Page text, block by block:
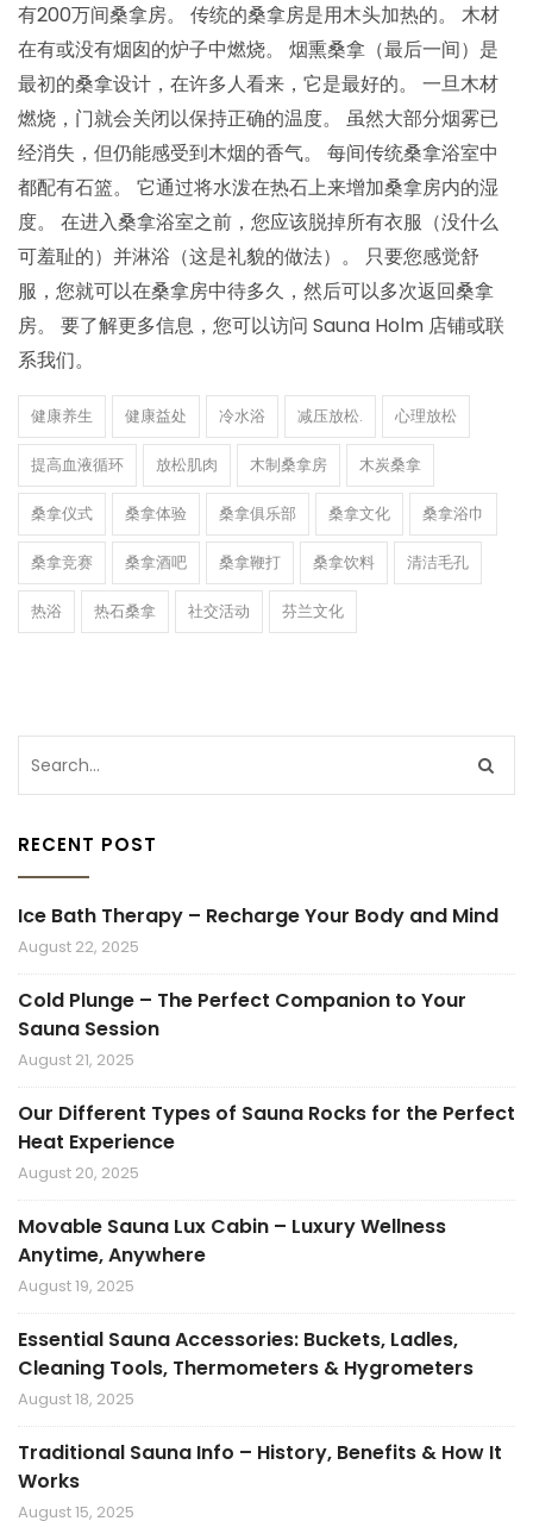
有200万间桑拿房。 传统的桑拿房是用木头加热的。 木材
在有或没有烟囱的炉子中燃烧。 烟熏桑拿（最后一间）是
最初的桑拿设计，在许多人看来，它是最好的。 一旦木材
燃烧，门就会关闭以保持正确的温度。 虽然大部分烟雾已
经消失，但仍能感受到木烟的香气。 每间传统桑拿浴室中
都配有石篮。 它通过将水泼在热石上来增加桑拿房内的湿
度。 在进入桑拿浴室之前，您应该脱掉所有衣服（没什么
可羞耻的）并淋浴（这是礼貌的做法）。 只要您感觉舒
服，您就可以在桑拿房中待多久，然后可以多次返回桑拿
房。 要了解更多信息，您可以访问 Sauna Holm 店铺或联
系我们。
健康养生 健康益处 冷水浴 减压放松. 心理放松
提高血液循环 放松肌肉 木制桑拿房 木炭桑拿
桑拿仪式 桑拿体验 桑拿俱乐部 桑拿文化 桑拿浴巾
桑拿竞赛 桑拿酒吧 桑拿鞭打 桑拿饮料 清洁毛孔
热浴 热石桑拿 社交活动 芬兰文化
RECENT POST
Ice Bath Therapy – Recharge Your Body and Mind
August 22, 2025
Cold Plunge – The Perfect Companion to Your
Sauna Session
August 21, 2025
Our Different Types of Sauna Rocks for the Perfect
Heat Experience
August 20, 2025
Movable Sauna Lux Cabin – Luxury Wellness
Anytime, Anywhere
August 19, 2025
Essential Sauna Accessories: Buckets, Ladles,
Cleaning Tools, Thermometers & Hygrometers
August 18, 2025
Traditional Sauna Info – History, Benefits & How It
Works
August 15, 2025